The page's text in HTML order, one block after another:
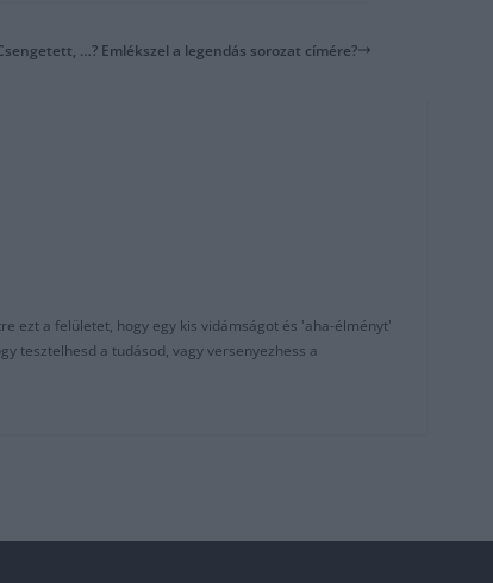
…? Emlékszel a legendás sorozat címére?
ezt a felületet, hogy egy kis vidámságot és 'aha-élményt'
tesztelhesd a tudásod, vagy versenyezhess a